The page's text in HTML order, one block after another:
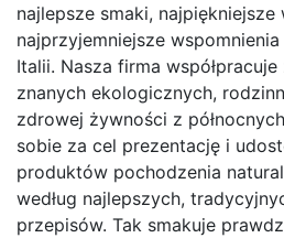
najlepsze smaki,
najprzyjemniejsze
Italii. Nasza firma
znanych ekologicznych,
zdrowej żywności z
sobie za cel prezentację i
produktów pochodzenia
według najlepszych,
przepisów. Tak smakuje